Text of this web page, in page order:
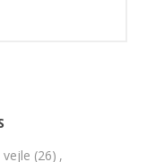
(26) ,